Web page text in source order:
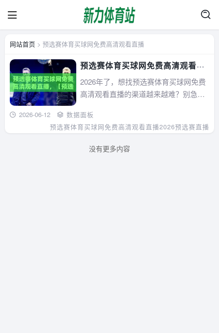
网站首页 > 预选赛体育买球网免费高清观看直播
预选赛体育买球网免费高清观看直
播，【预选赛体育买球网】2026最
新观赛攻略来了
2026年了，想找预选赛体育买球网免费
高清观看直播的渠道越来越难？别急，
源、避坑指南及隐性福利，手把手教你
稳定看上世界杯预选赛。所有信息均为2
2026-06-12
数据面板
预选赛体育买球网免费高清观看直播2026预选赛直播
没有更多内容